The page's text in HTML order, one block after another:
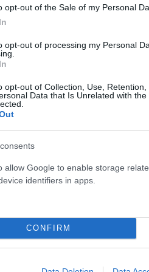
opt-out of the Sale of my Personal
opt-out of processing my Personal
opt-out of Collection, Use,
Data that Is Unrelated with
allow Google to enable storage
identifiers in apps.
CONFIRM
ναυσιπλοΐας UKMTO
και υπέστη
το δρομολόγιο προς
του,
της πόλης